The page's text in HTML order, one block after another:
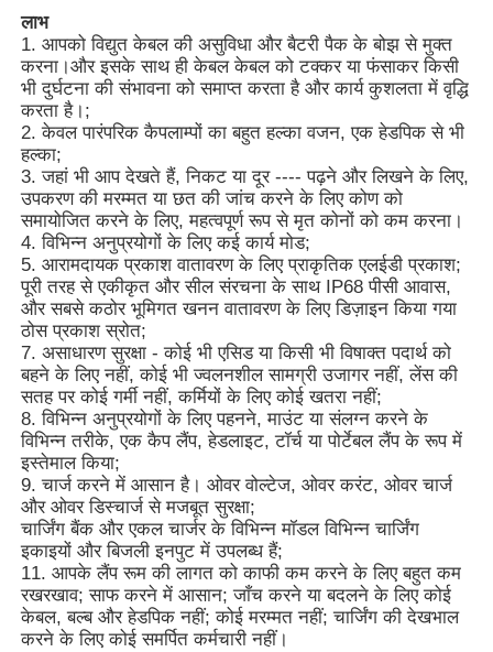
फैक्टरी यात्रा
गुणवत्ता नियंत्रण
समाचार
एक बोली का अनुरोध
एलईडी खनन दीपक
ताररहित खनन टोपी दीपक
रिचार्जेबल माइनिंग कैप लैंप
भूमिगत ताररहित टोपी दीपक
कोयला खनन प्रकाश
खनिकों के लिए हेड लैंप
लाभ
1. आपको विद्युत केबल की असुविधा और बैटरी पैक के बोझ से मुक्त
करना।और इसके साथ ही केबल केबल को टक्कर या फंसाकर किसी
भी दुर्घटना की संभावना को समाप्त करता है और कार्य कुशलता में वृद्धि
करता है।;
2. केवल पारंपरिक कैपलाम्पों का बहुत हल्का वजन, एक हेडपिक से भी
हल्का;
3. जहां भी आप देखते हैं, निकट या दूर ---- पढ़ने और लिखने के लिए,
उपकरण की मरम्मत या छत की जांच करने के लिए कोण को
समायोजित करने के लिए, महत्वपूर्ण रूप से मृत कोनों को कम करना।
4. विभिन्न अनुप्रयोगों के लिए कई कार्य मोड;
5. आरामदायक प्रकाश वातावरण के लिए प्राकृतिक एलईडी प्रकाश;
पूरी तरह से एकीकृत और सील संरचना के साथ IP68 पीसी आवास,
और सबसे कठोर भूमिगत खनन वातावरण के लिए डिज़ाइन किया गया
ठोस प्रकाश स्रोत;
7. असाधारण सुरक्षा - कोई भी एसिड या किसी भी विषाक्त पदार्थ को
बहने के लिए नहीं, कोई भी ज्वलनशील सामग्री उजागर नहीं, लेंस की
सतह पर कोई गर्मी नहीं, कर्मियों के लिए कोई खतरा नहीं;
8. विभिन्न अनुप्रयोगों के लिए पहनने, माउंट या संलग्न करने के
विभिन्न तरीके, एक कैप लैंप, हेडलाइट, टॉर्च या पोर्टेबल लैंप के रूप में
इस्तेमाल किया;
9. चार्ज करने में आसान है। ओवर वोल्टेज, ओवर करंट, ओवर चार्ज
और ओवर डिस्चार्ज से मजबूत सुरक्षा;
चार्जिंग बैंक और एकल चार्जर के विभिन्न मॉडल विभिन्न चार्जिंग
इकाइयों और बिजली इनपुट में उपलब्ध हैं;
11. आपके लैंप रूम की लागत को काफी कम करने के लिए बहुत कम
रखरखाव; साफ करने में आसान; जाँच करने या बदलने के लिए कोई
केबल, बल्ब और हेडपिक नहीं; कोई मरम्मत नहीं; चार्जिंग की देखभाल
करने के लिए कोई समर्पित कर्मचारी नहीं।